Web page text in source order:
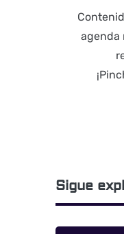
agenda
Sigue